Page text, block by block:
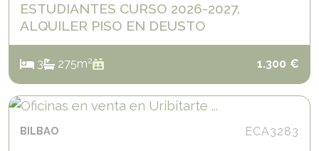
ESTUDIANTES CURSO 2026-2027.
ALQUILER PISO EN DEUSTO
3 275m2 1.300 €
BILBAO ECA3283